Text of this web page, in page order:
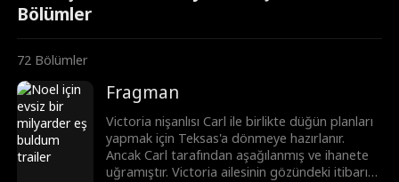
Bölümler
72 Bölümler
Fragman
Victoria nişanlısı Carl ile birlikte düğün planları
yapmak için Teksas'a dönmeye hazırlanır.
Ancak Carl tarafından aşağılanmış ve ihanete
uğramıştır. Victoria ailesinin gözündeki itibarını